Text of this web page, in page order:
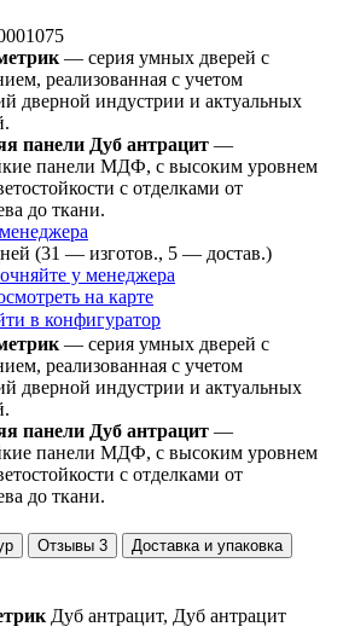
— серия умных дверей с
реализованная с учетом
дверной индустрии и актуальных
панели Дуб антрацит —
панели МДФ, с высоким уровнем
с отделками от
до ткани.
(31 — изготов., 5 — достав.)
у менеджера
на карте
в конфигуратор
— серия умных дверей с
реализованная с учетом
дверной индустрии и актуальных
панели Дуб антрацит —
панели МДФ, с высоким уровнем
с отделками от
до ткани.
Отзывы 3
Доставка и упаковка
Дуб антрацит, Дуб антрацит